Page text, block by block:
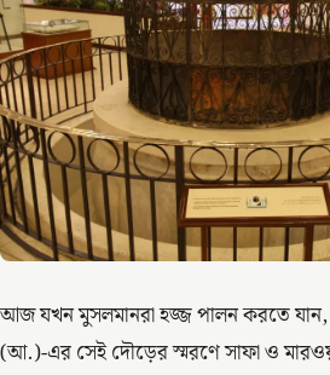
আজ যখন মুসলমানরা হজ্জ পালন করতে যান,
(আ.)-এর সেই দৌড়ের স্মরণে সাফা ও